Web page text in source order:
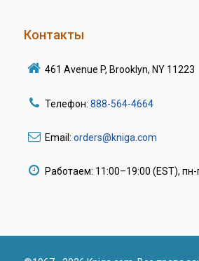
Контакты
461 Avenue P, Brooklyn, NY 11223
Телефон: 888-564-4664
Email: orders@kniga.com
Работаем: 11:00–19:00 (EST), пн-